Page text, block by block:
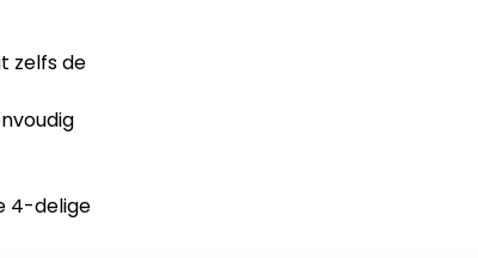
zelfs de
4-delige